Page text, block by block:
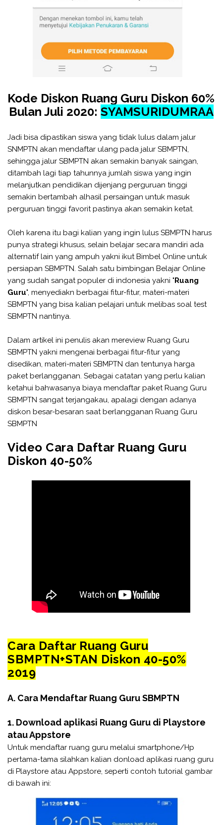
Kode Diskon Ruang Guru Diskon 60%
Bulan Juli 2020: SYAMSURIDUMRAA
Jadi bisa dipastikan siswa yang tidak lulus dalam jalur
SNMPTN akan mendaftar ulang pada jalur SBMPTN,
sehingga jalur SBMPTN akan semakin banyak saingan,
ditambah lagi tiap tahunnya jumlah siswa yang ingin
melanjutkan pendidikan dijenjang perguruan tinggi
semakin bertambah alhasil persaingan untuk masuk
perguruan tinggi favorit pastinya akan semakin ketat.
Oleh karena itu bagi kalian yang ingin lulus SBMPTN harus
punya strategi khusus, selain belajar secara mandiri ada
alternatif lain yang ampuh yakni ikut Bimbel Online untuk
persiapan SBMPTN. Salah satu bimbingan Belajar Online
yang sudah sangat populer di indonesia yakni " Ruang
Guru", menyediakn berbagai fitur-fitur, materi-materi
SBMPTN yang bisa kalian pelajari untuk melibas soal test
SBMPTN nantinya.
Dalam artikel ini penulis akan mereview Ruang Guru
SBMPTN yakni mengenai berbagai fitur-fitur yang
disedikan, materi-materi SBMPTN dan tentunya harga
paket berlangganan. Sebagai catatan yang perlu kalian
ketahui bahwasanya biaya mendaftar paket Ruang Guru
SBMPTN sangat terjangakau, apalagi dengan adanya
diskon besar-besaran saat berlangganan Ruang Guru
SBMPTN
Video Cara Daftar Ruang Guru
Diskon 40-50%
Cara Daftar Ruang Guru
SBMPTN+STAN Diskon 40-50%
2019
A. Cara Mendaftar Ruang Guru SBMPTN
1. Download aplikasi Ruang Guru di Playstore
atau Appstore
Untuk mendaftar ruang guru melalui smartphone/Hp
pertama-tama silahkan kalian donload aplikasi ruang guru
di Playstore atau Appstore, seperti contoh tutorial gambar
di bawah ini: